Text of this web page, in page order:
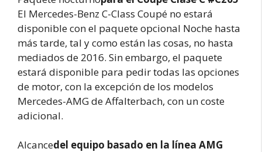
El Mercedes-Benz C-Class Coupé no estará
disponible con el paquete opcional Noche hasta
más tarde, tal y como están las cosas, no hasta
mediados de 2016. Sin embargo, el paquete
estará disponible para pedir todas las opciones
de motor, con la excepción de los modelos
Mercedes-AMG de Affalterbach, con un coste
adicional.
Alcancedel equipo basado en la línea AMG